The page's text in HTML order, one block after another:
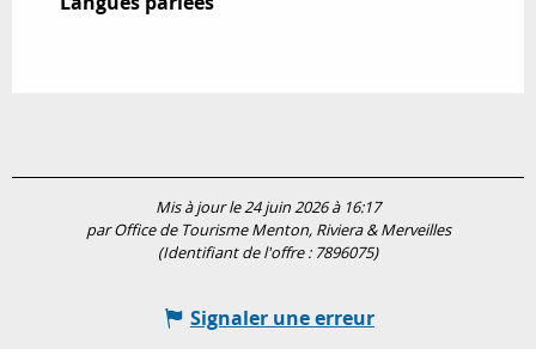
Mis à jour le 24 juin 2026 à 16:17
par Office de Tourisme Menton, Riviera & Merveilles
(Identifiant de l'offre : 7896075)
Signaler une erreur